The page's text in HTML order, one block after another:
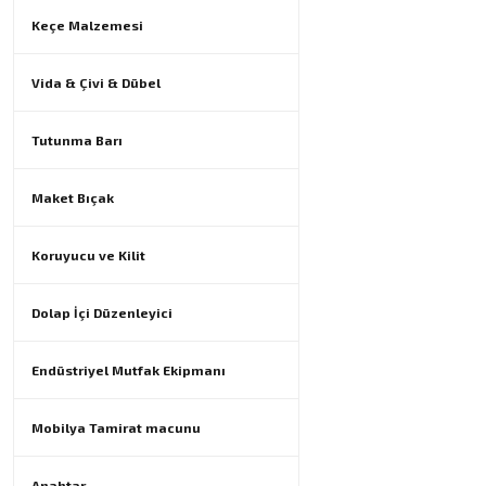
Keçe Malzemesi
Vida & Çivi & Dübel
Tutunma Barı
Maket Bıçak
Koruyucu ve Kilit
Dolap İçi Düzenleyici
Endüstriyel Mutfak Ekipmanı
Mobilya Tamirat macunu